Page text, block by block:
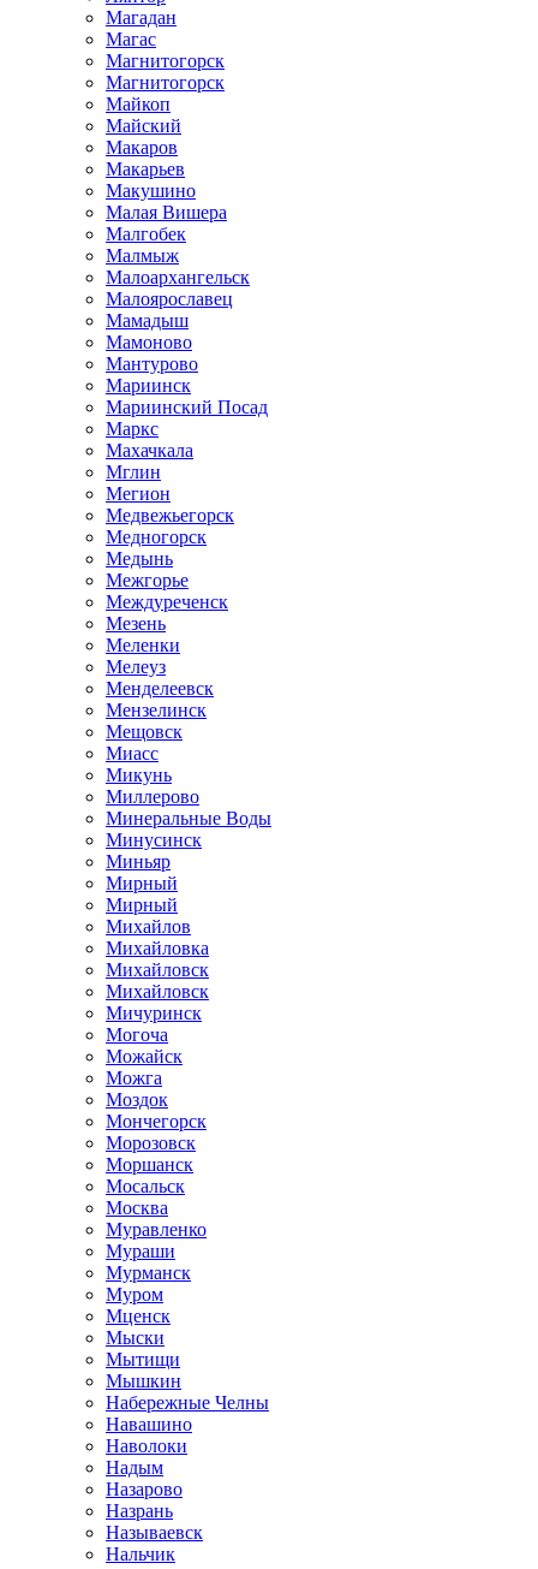
Магадан
Магас
Магнитогорск
Магнитогорск
Майкоп
Майский
Макаров
Макарьев
Макушино
Малая Вишера
Малгобек
Малмыж
Малоархангельск
Малоярославец
Мамадыш
Мамоново
Мантурово
Мариинск
Мариинский Посад
Маркс
Махачкала
Мглин
Мегион
Медвежьегорск
Медногорск
Медынь
Межгорье
Междуреченск
Мезень
Меленки
Мелеуз
Менделеевск
Мензелинск
Мещовск
Миасс
Микунь
Миллерово
Минеральные Воды
Минусинск
Миньяр
Мирный
Мирный
Михайлов
Михайловка
Михайловск
Михайловск
Мичуринск
Могоча
Можайск
Можга
Моздок
Мончегорск
Морозовск
Моршанск
Мосальск
Москва
Муравленко
Мураши
Мурманск
Муром
Мценск
Мыски
Мытищи
Мышкин
Набережные Челны
Навашино
Наволоки
Надым
Назарово
Назрань
Называевск
Нальчик